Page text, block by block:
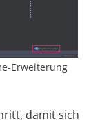
Erweiterung
damit sich